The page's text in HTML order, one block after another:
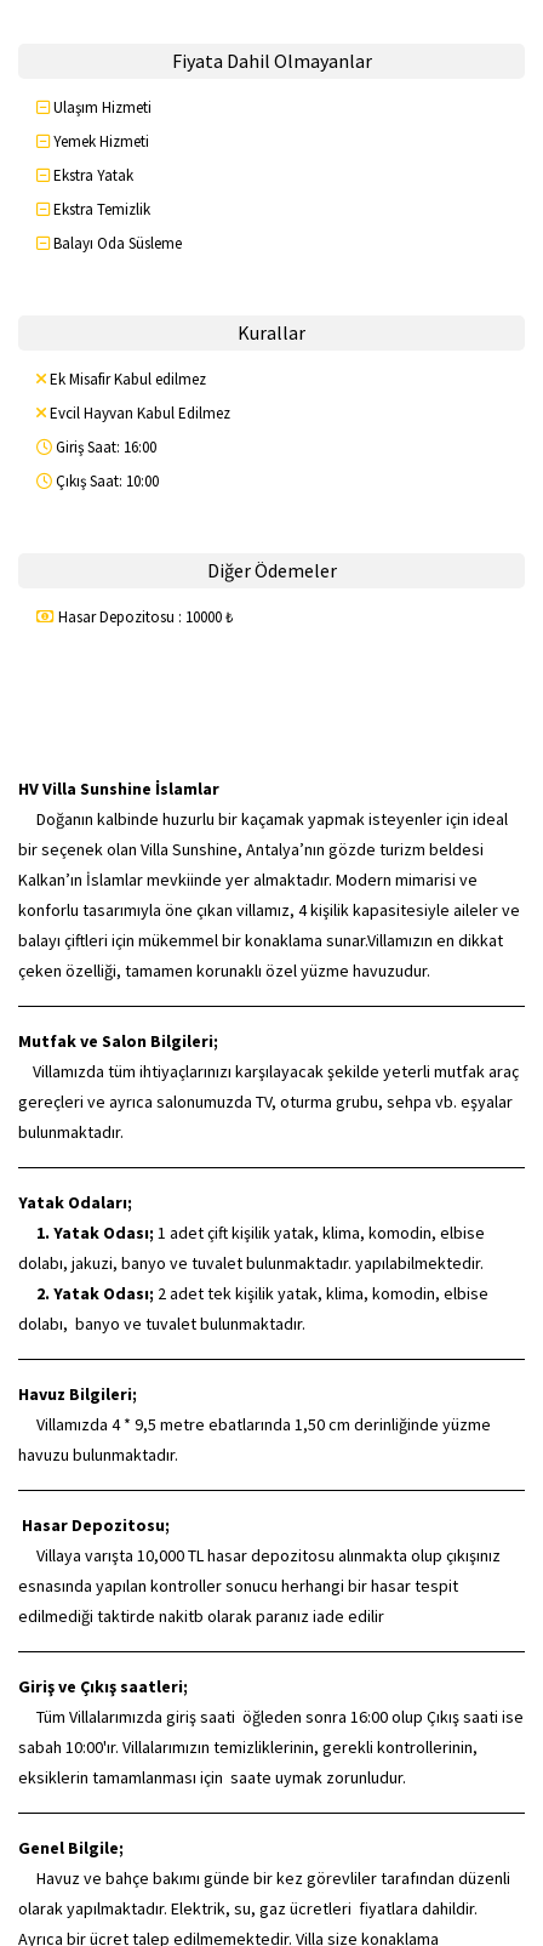
Fiyata Dahil Olmayanlar
Ulaşım Hizmeti
Yemek Hizmeti
Ekstra Yatak
Ekstra Temizlik
Balayı Oda Süsleme
Kurallar
Ek Misafir Kabul edilmez
Evcil Hayvan Kabul Edilmez
Giriş Saat: 16:00
Çıkış Saat: 10:00
Diğer Ödemeler
Hasar Depozitosu : 10000 ₺
HV Villa Sunshine İslamlar
Doğanın kalbinde huzurlu bir kaçamak yapmak isteyenler için ideal
bir seçenek olan Villa Sunshine, Antalya’nın gözde turizm beldesi
Kalkan’ın İslamlar mevkiinde yer almaktadır. Modern mimarisi ve
konforlu tasarımıyla öne çıkan villamız, 4 kişilik kapasitesiyle aileler ve
balayı çiftleri için mükemmel bir konaklama sunar.Villamızın en dikkat
çeken özelliği, tamamen korunaklı özel yüzme havuzudur.
Mutfak ve Salon Bilgileri;
Villamızda tüm ihtiyaçlarınızı karşılayacak şekilde yeterli mutfak araç
gereçleri ve ayrıca salonumuzda TV, oturma grubu, sehpa vb. eşyalar
bulunmaktadır.
Yatak Odaları;
1. Yatak Odası; 1 adet çift kişilik yatak, klima, komodin, elbise
dolabı, jakuzi, banyo ve tuvalet bulunmaktadır. yapılabilmektedir.
2. Yatak Odası; 2 adet tek kişilik yatak, klima, komodin, elbise
dolabı, banyo ve tuvalet bulunmaktadır.
Havuz Bilgileri;
Villamızda 4 * 9,5 metre ebatlarında 1,50 cm derinliğinde yüzme
havuzu bulunmaktadır.
Hasar Depozitosu;
Villaya varışta 10,000 TL hasar depozitosu alınmakta olup çıkışınız
esnasında yapılan kontroller sonucu herhangi bir hasar tespit
edilmediği taktirde nakitb olarak paranız iade edilir
Giriş ve Çıkış saatleri;
Tüm Villalarımızda giriş saati öğleden sonra 16:00 olup Çıkış saati ise
sabah 10:00'ır. Villalarımızın temizliklerinin, gerekli kontrollerinin,
eksiklerin tamamlanması için saate uymak zorunludur.
Genel Bilgile;
Havuz ve bahçe bakımı günde bir kez görevliler tarafından düzenli
olarak yapılmaktadır. Elektrik, su, gaz ücretleri fiyatlara dahildir.
Ayrıca bir ücret talep edilmemektedir. Villa size konaklama